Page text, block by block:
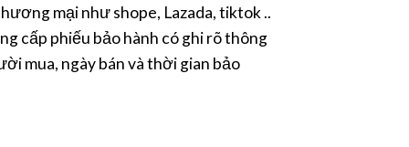
mại như shope, Lazada, tiktok ..
cấp phiếu bảo hành có ghi rõ thông
mua, ngày bán và thời gian bảo